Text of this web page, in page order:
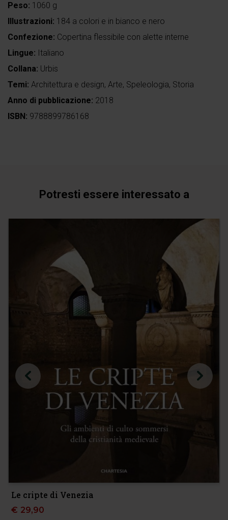
Peso: 1060 g
Illustrazioni: 184 a colori e in bianco e nero
Confezione: Copertina flessibile con alette interne
Lingue: Italiano
Collana: Urbis
Temi: Architettura e design, Arte, Speleologia, Storia
Anno di pubblicazione: 2018
ISBN: 9788899786168
Potresti essere interessato a
Le cripte di Venezia
€ 29,90